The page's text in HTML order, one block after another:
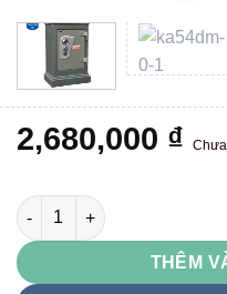
2,680,000 ₫ Chưa
KA54DM số lượng
THÊM